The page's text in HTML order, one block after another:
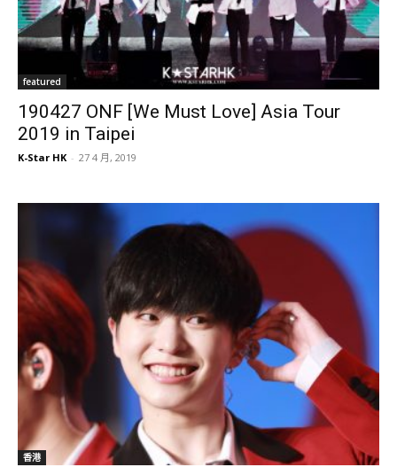
featured
190427 ONF [We Must Love] Asia Tour
2019 in Taipei
K-Star HK - 27 4 月, 2019
香港